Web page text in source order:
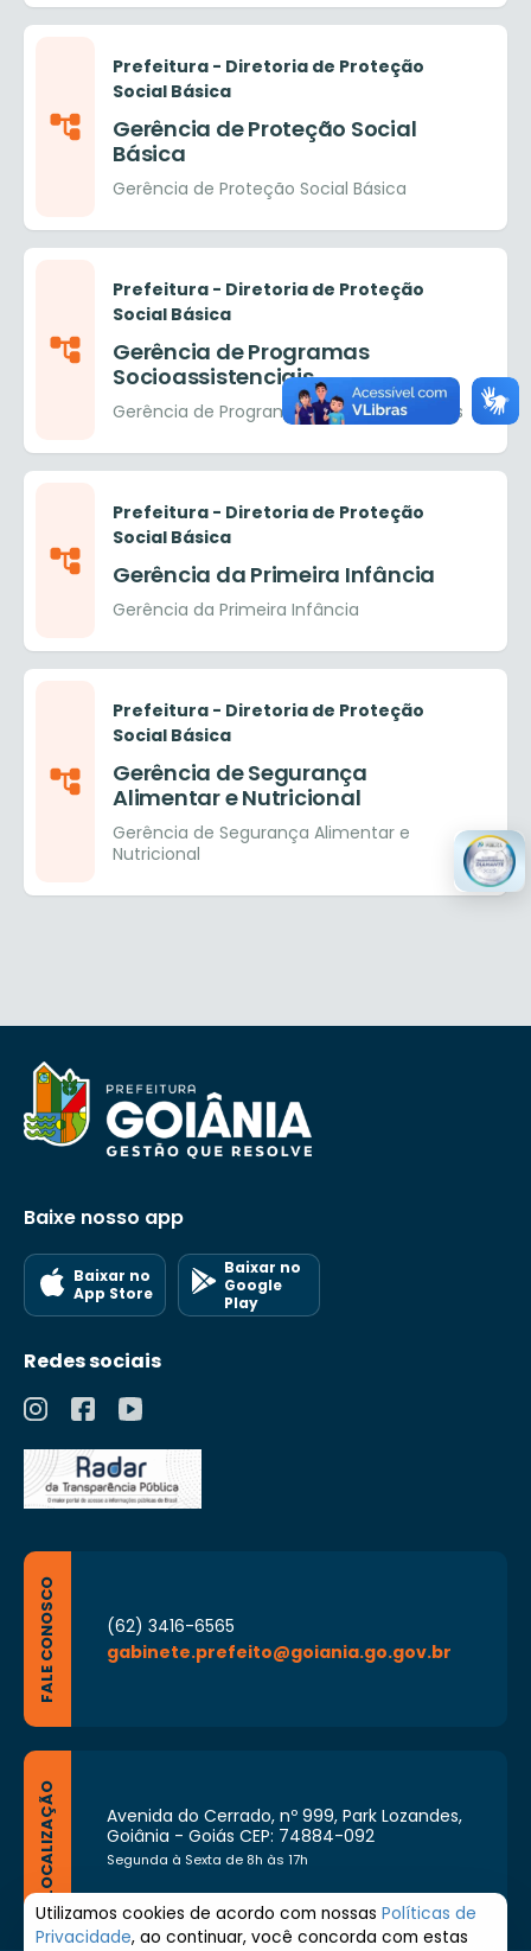
Prefeitura - Diretoria de Proteção
Social Básica
Gerência de Proteção Social
Básica
Gerência de Proteção Social Básica
Prefeitura - Diretoria de Proteção
Social Básica
Gerência de Programas
Socioassistenciais
Gerência de Programas Socioassistenciais
Prefeitura - Diretoria de Proteção
Social Básica
Gerência da Primeira Infância
Gerência da Primeira Infância
Prefeitura - Diretoria de Proteção
Social Básica
Gerência de Segurança
Alimentar e Nutricional
Gerência de Segurança Alimentar e
Nutricional
Baixe nosso app
Baixar no
App Store
Baixar no
Google
Play
Redes sociais
FALE CONOSCO
(62) 3416-6565
gabinete.prefeito@goiania.go.gov.br
LOCALIZAÇÃO
Avenida do Cerrado, nº 999, Park Lozandes,
Goiânia - Goiás CEP: 74884-092
Segunda à Sexta de 8h às 17h
Utilizamos cookies de acordo com nossas Políticas de
Privacidade, ao continuar, você concorda com estas